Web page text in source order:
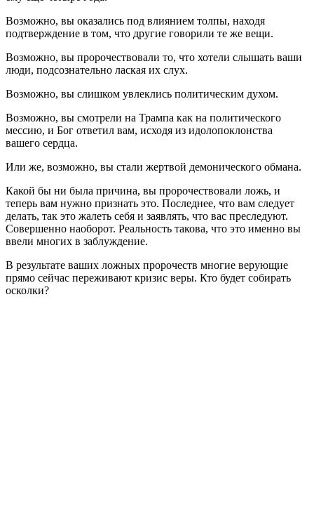
Возможно, вы оказались под влиянием толпы, находя
подтверждение в том, что другие говорили те же вещи.
Возможно, вы пророчествовали то, что хотели слышать ваши
люди, подсознательно лаская их слух.
Возможно, вы слишком увлеклись политическим духом.
Возможно, вы смотрели на Трампа как на политического
мессию, и Бог ответил вам, исходя из идолопоклонства
вашего сердца.
Или же, возможно, вы стали жертвой демонического обмана.
Какой бы ни была причина, вы пророчествовали ложь, и
теперь вам нужно признать это. Последнее, что вам следует
делать, так это жалеть себя и заявлять, что вас преследуют.
Совершенно наоборот. Реальность такова, что это именно вы
ввели многих в заблуждение.
В результате ваших ложных пророчеств многие верующие
прямо сейчас переживают кризис веры. Кто будет собирать
осколки?